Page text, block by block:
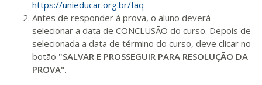
https://unieducar.org.br/faq
Antes de responder à prova, o aluno deverá
selecionar a data de CONCLUSÃO do curso. Depois de
selecionada a data de término do curso, deve clicar no
botão "SALVAR E PROSSEGUIR PARA RESOLUÇÃO DA
PROVA".